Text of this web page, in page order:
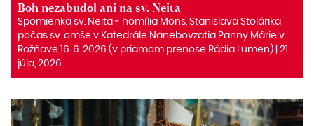
Boh nezabudol ani na sv. Neita
Spomienka sv. Neita ‒ homília Mons. Stanislava Stolárika
počas sv. omše v Katedrále Nanebovzatia Panny Márie v
Rožňave 16. 6. 2026 (v priamom prenose Rádia Lumen) | 21
júla, 2026